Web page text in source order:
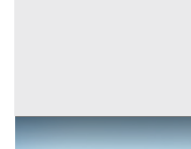
Terreni all'asta a Padova